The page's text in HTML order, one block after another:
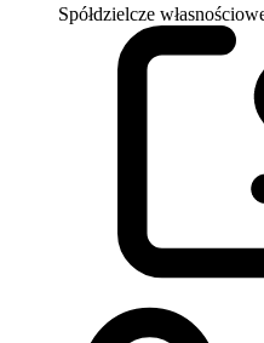
Spółdzielcze